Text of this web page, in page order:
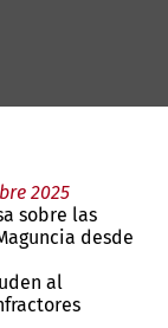
2025
sobre las
desde
al